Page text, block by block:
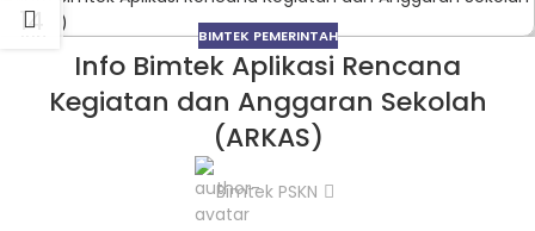
14 BIMTEK PEMERINTAH
Info Bimtek Aplikasi Rencana
Kegiatan dan Anggaran Sekolah
(ARKAS)
Bimtek PSKN